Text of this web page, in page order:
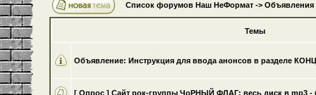
Список форумов Наш НеФормат -> Объявления
Темы
Объявление: Инструкция для ввода анонсов в разделе
[ Опрос ] Cайт рок-группы ЧоРНЫЙ ФЛАГ: весь диск в mp3 -